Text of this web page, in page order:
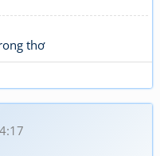
thơ